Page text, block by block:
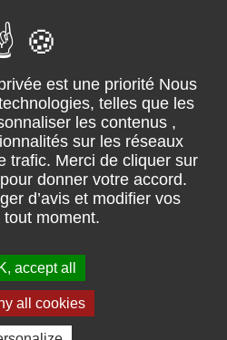
légales
sur facebook
Moulin, ZI de la lérandière – 85250
la marche ou le vélo
Retrouvez les consommations
accept all
all cookies